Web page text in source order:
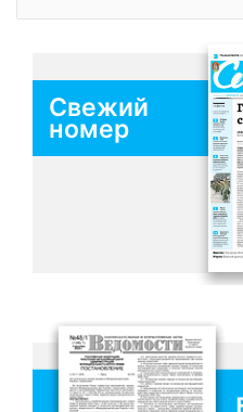
Свежий
номер